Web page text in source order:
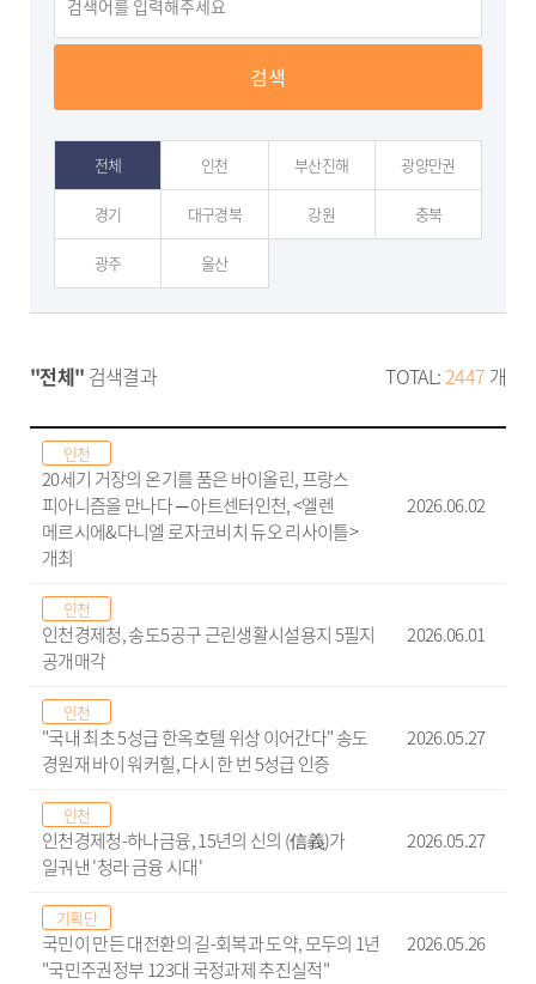
검색
전체 인천 부산진해 광양만권
경기 대구경북 강원 충북
광주 울산
"전체" 검색결과 TOTAL:2447 개
인천
20세기 거장의 온기를 품은 바이올린, 프랑스
피아니즘을 만나다 ─ 아트센터인천, <엘렌
메르시에&다니엘 로자코비치 듀오 리사이틀>
개최
2026.06.02
인천
인천경제청, 송도5공구 근린생활시설용지 5필지
공개매각
2026.06.01
인천
"국내 최초 5성급 한옥호텔 위상 이어간다" 송도
경원재 바이 워커힐, 다시 한 번 5성급 인증
2026.05.27
인천
인천경제청-하나금융, 15년의 신의 (信義)가
일궈낸 '청라 금융 시대'
2026.05.27
기획단
국민이 만든 대전환의 길-회복과 도약, 모두의 1년
"국민주권정부 123대 국정과제 추진실적"
2026.05.26